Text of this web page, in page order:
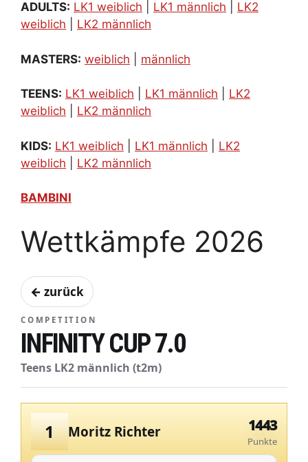
ADULTS: LK1 weiblich LK1 männlich
LK2
weiblich
LK2 männlich
MASTERS: weiblich männlich
TEENS: LK1 weiblich LK1 männlich
LK2
weiblich
LK2 männlich
KIDS: LK1 weiblich LK1 männlich
LK2
weiblich
LK2 männlich
BAMBINI
Wettkämpfe 2026
← zurück
COMPETITION
INFINITY CUP 7.0
Teens LK2 männlich (t2m)
1 Moritz Richter 1443
Punkte